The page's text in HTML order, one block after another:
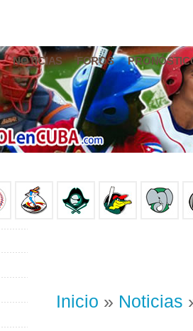
NOTICIAS FOROS
Inicio » Noticias